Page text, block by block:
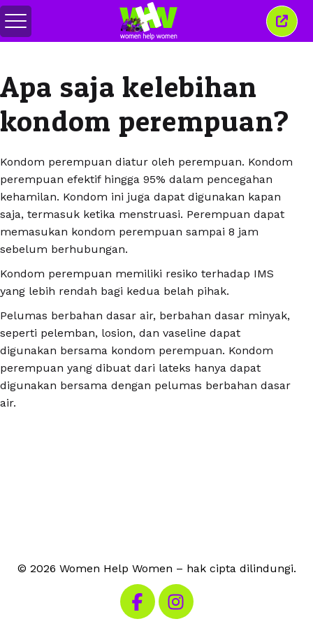
Alihkan
menu
Apa saja kelebihan
kondom perempuan?
Kondom perempuan diatur oleh perempuan. Kondom
perempuan efektif hingga 95% dalam pencegahan
kehamilan. Kondom ini juga dapat digunakan kapan
saja, termasuk ketika menstruasi. Perempuan dapat
memasukan kondom perempuan sampai 8 jam
sebelum berhubungan.
Kondom perempuan memiliki resiko terhadap IMS
yang lebih rendah bagi kedua belah pihak.
Pelumas berbahan dasar air, berbahan dasar minyak,
seperti pelemban, losion, dan vaseline dapat
digunakan bersama kondom perempuan. Kondom
perempuan yang dibuat dari lateks hanya dapat
digunakan bersama dengan pelumas berbahan dasar
air.
© 2026 Women Help Women – hak cipta dilindungi.
Kunjungi Facebook kami
Kunjungi Instagram kami